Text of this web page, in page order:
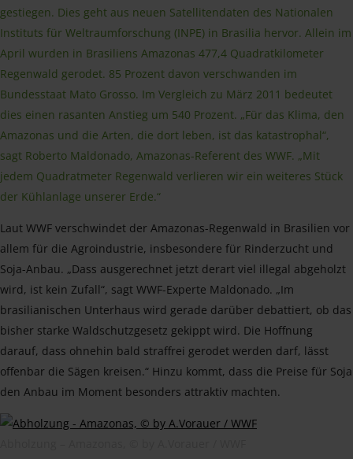
gestiegen. Dies geht aus neuen Satellitendaten des Nationalen
Instituts für Weltraumforschung (INPE) in Brasilia hervor. Allein im
April wurden in Brasiliens Amazonas 477,4 Quadratkilometer
Regenwald gerodet. 85 Prozent davon verschwanden im
Bundesstaat Mato Grosso. Im Vergleich zu März 2011 bedeutet
dies einen rasanten Anstieg um 540 Prozent. „Für das Klima, den
Amazonas und die Arten, die dort leben, ist das katastrophal“,
sagt Roberto Maldonado, Amazonas-Referent des WWF. „Mit
jedem Quadratmeter Regenwald verlieren wir ein weiteres Stück
der Kühlanlage unserer Erde.“
Laut WWF verschwindet der Amazonas-Regenwald in Brasilien vor
allem für die Agroindustrie, insbesondere für Rinderzucht und
Soja-Anbau. „Dass ausgerechnet jetzt derart viel illegal abgeholzt
wird, ist kein Zufall“, sagt WWF-Experte Maldonado. „Im
brasilianischen Unterhaus wird gerade darüber debattiert, ob das
bisher starke Waldschutzgesetz gekippt wird. Die Hoffnung
darauf, dass ohnehin bald straffrei gerodet werden darf, lässt
offenbar die Sägen kreisen.“ Hinzu kommt, dass die Preise für Soja
den Anbau im Moment besonders attraktiv machten.